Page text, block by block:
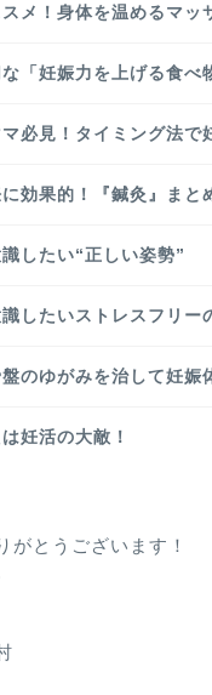
メ！身体を温めるマッ
「妊娠力を上げる食べ
必見！タイミング法で
効果的！『鍼灸』まと
したい“正しい姿勢”
したいストレスフリー
のゆがみを治して妊娠
妊活の大敵！
がとうございます！